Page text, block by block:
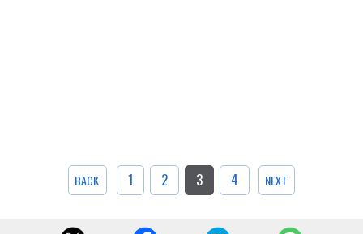
BACK 1 2 3 4 NEXT